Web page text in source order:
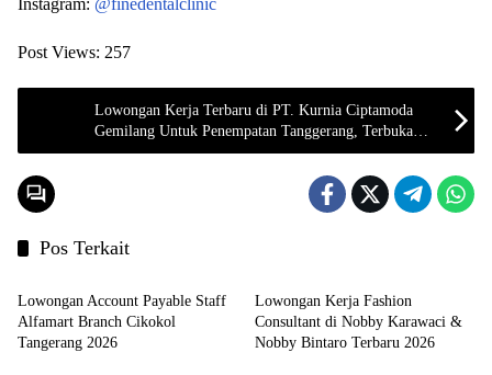
Instagram: @finedentalclinic
Post Views: 257
Lowongan Kerja Terbaru di PT. Kurnia Ciptamoda
Gemilang Untuk Penempatan Tanggerang, Terbuka
bagi Lulusan SMA SMK
Pos Terkait
LOKER TANGERANG
Lowongan Account Payable Staff
Alfamart Branch Cikokol
Tangerang 2026
Lowongan Kerja Fashion
Consultant di Nobby Karawaci &
Nobby Bintaro Terbaru 2026
LOKER TANGERANG LOKER TANGERANG